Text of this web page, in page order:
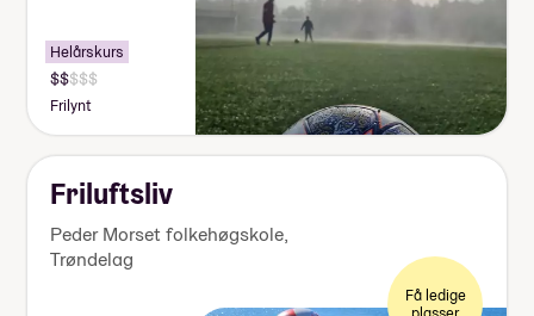
Helårskurs
Pris:
125
000-
140
000
kr
Frilynt
Friluftsliv
Peder Morset folkehøgskole,
Trøndelag
Få ledige